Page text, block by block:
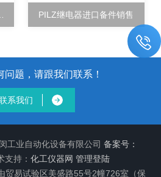
PILZ继电器进口备件销售
问题，请跟我们联系！
系我们
工业自动化设备有限公司 备案号：
支持： 化工仪器网 管理登陆
贸易试验区美盛路55号2幢726室（保